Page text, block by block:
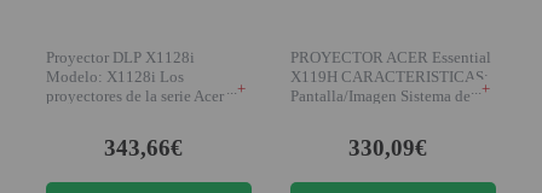
PROYECTOR PARA FUTBOL
PROYECTORES 2K O 4K
Proyector DLP X1128i
Modelo: X1128i Los
proyectores de la serie Acer
+
343,66€
PROYECTOR ACER Essential
X119H CARACTERISTICAS:
Pantalla/Imagen Sistema de
+
330,09€